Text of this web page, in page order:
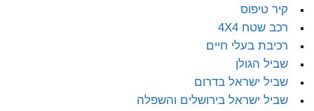
קיר טיפוס
רכב שטח 4X4
רכיבת בעלי חיים
שביל הגולן
שביל ישראל בדרום
שביל ישראל בירושלים והשפלה